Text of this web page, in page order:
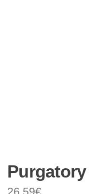
Purgatory
26,59€